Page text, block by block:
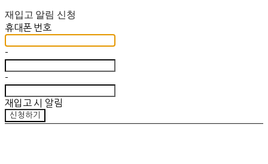
재입고 알림 신청
휴대폰 번호
-
-
재입고 시 알림
신청하기